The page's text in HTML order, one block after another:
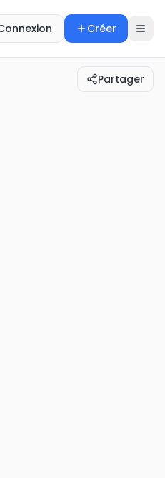
Créer
Partager
environnemen…